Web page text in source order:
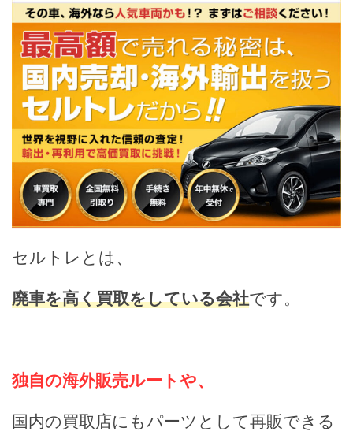
セルトレとは、
廃車を高く買取をしている会社です。
独自の海外販売ルートや、
国内の買取店にもパーツとして再販できる